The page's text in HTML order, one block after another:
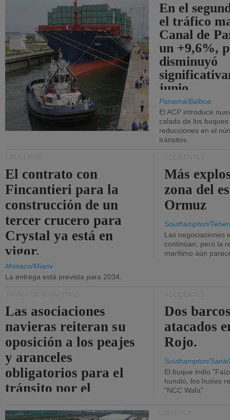
En el
el tráfico
Canal de
un +9,6%,
disminuyó
junio.
Panamá/Balboa
El ACP introduce
calado de los
reducciones en el
tránsitos.
El contrato con
Fincantieri para la
construcción de un
tercer crucero para
Crystal ya está en
vigor.
Mónaco/Miami
La entrega está prevista para 2034.
Más
zona del
Ormuz
Southampton/
Las negociaciones
continúan, pero la
marítimo aún
Las asociaciones
navieras reiteran su
oposición a los peajes
y aranceles
obligatorios para el
tránsito por el
Dos
atacados
Rojo.
Southampton/
El buque indio
hundió, los hutíes
"NCC Wafa"